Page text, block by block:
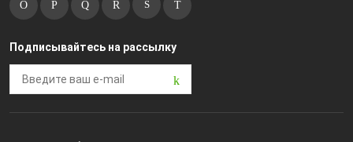
Подписывайтесь на рассылку